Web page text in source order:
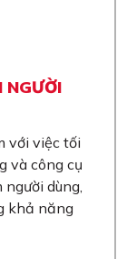
NGƯỜI
với việc tối
và công cụ
dùng,
khả năng